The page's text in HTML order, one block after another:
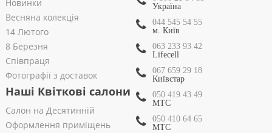
Новинки
Весняна колекція
14 Лютого
8 Березня
Співпраця
Фотографії з доставок
Наші Квіткові салони
Салон на Десятинній
Оформлення приміщень
Україна
044 545 54 55
м. Київ
063 233 93 42
Lifecell
067 659 29 18
Київстар
050 419 43 49
МТС
050 410 64 65
МТС